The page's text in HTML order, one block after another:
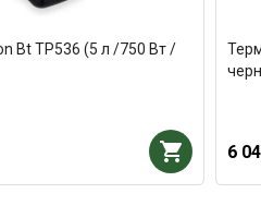
Bt TP536 (5 л /750 Вт /
6